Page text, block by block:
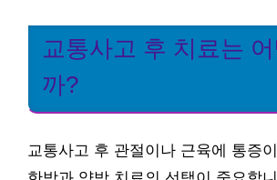
교통사고 후 치료는
까?
교통사고 후 관절이나 근육에 통증